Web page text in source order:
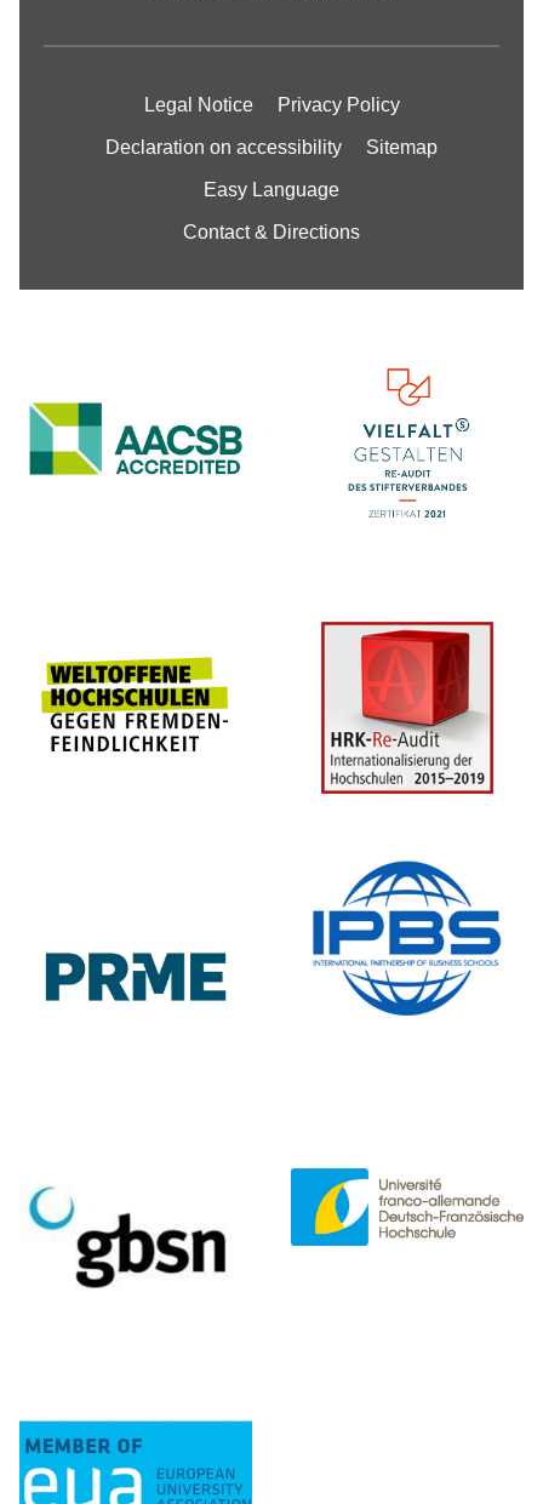
Legal Notice Privacy Policy
Declaration on accessibility Sitemap
Easy Language
Contact & Directions